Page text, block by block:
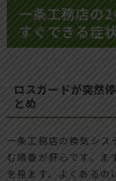
一条工務店の
すぐできる症
ロスガードが突然
とめ
一条工務店の換気シス
む順番が肝心です。ま
を見ます。よくあるの